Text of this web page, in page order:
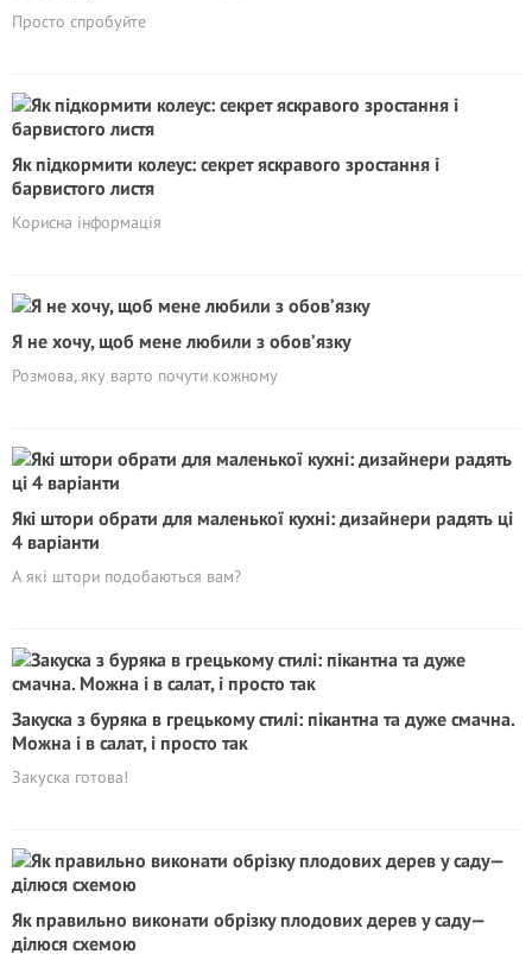
Просто спробуйте
Як підкормити колеус: секрет яскравого зростання і
барвистого листя
Корисна інформація
Я не хочу, щоб мене любили з обов’язку
Розмова, яку варто почути кожному
Які штори обрати для маленької кухні: дизайнери радять цi
4 варіанти
А які штори подобаються вам?
Закуска з буряка в грецькому стилі: пікантна та дуже смачна.
Можна і в салат, і просто так
Закуска готова!
Як правильно виконати обрізку плодових дерев у саду—
ділюся схемою